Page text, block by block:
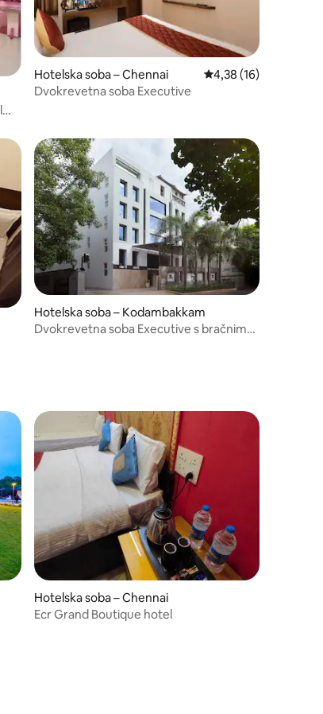
Hotelska soba – Chennai Prosječna ocjena:
4,38 (16)
Dvokrevetna soba Executive
Hotelska soba – Kodambakkam
Dvokrevetna soba Executive s bračnim
Hotelska soba – Chennai
Ecr Grand Boutique hotel